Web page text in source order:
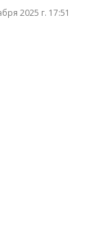
2025 г. 17:51